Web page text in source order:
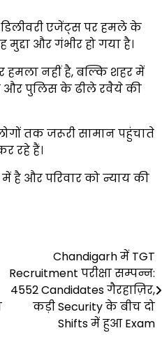
डिलीवरी एजेंट्स पर हमले के
और गंभीर हो गया है।
हमला नहीं है, बल्कि शहर में
और पुलिस के ढीले रवैये की
तक जरूरी सामान पहुंचाते
रहे हैं।
है और परिवार को न्याय की
Chandigarh में TGT
Recruitment परीक्षा सम्पन्न:
4552 Candidates गैरहाज़िर,
कड़ी Security के बीच दो
Shifts में हुआ Exam